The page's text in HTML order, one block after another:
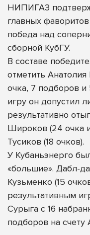
НИПИГАЗ
главных
победа над
сборной КубГУ.
В составе
отметить
очка, 7 подборов
игру он допустил
результативно
Широков (24 очка
Тусиков (18 очков).
У Кубаньэнерго
«большие». Дабл-
Кузьменко (15
результативным
Сурыга с 16
подборов на счету